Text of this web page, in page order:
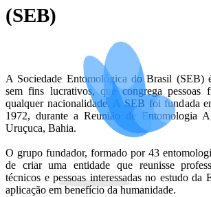
(SEB)
A Sociedade Entomológica do Brasil (SEB)
sem fins lucrativos, que congrega pessoas
qualquer nacionalidade. A SEB foi fundada
1972, durante a Reunião de Entomologia
Uruçuca, Bahia.
O grupo fundador, formado por 43
de criar uma entidade que reunisse
técnicos e pessoas interessadas no estudo da
aplicação em benefício da humanidade.